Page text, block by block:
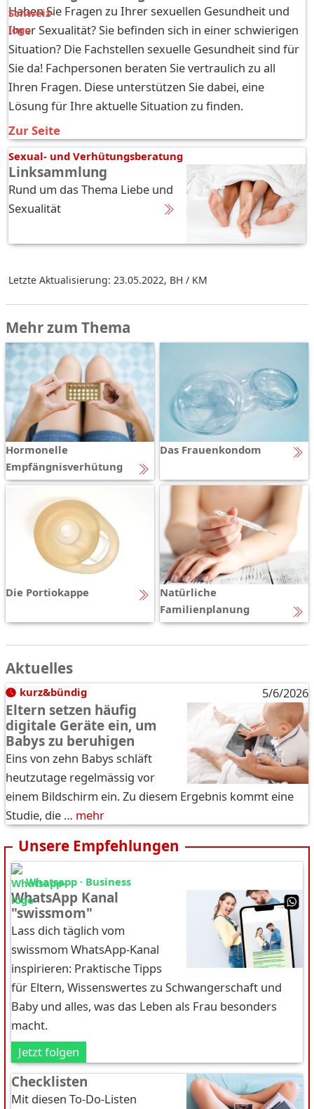
Haben Sie Fragen zu Ihrer sexuellen Gesundheit und
Ihrer Sexualität? Sie befinden sich in einer schwierigen
Situation? Die Fachstellen sexuelle Gesundheit sind für
Sie da! Fachpersonen beraten Sie vertraulich zu all
Ihren Fragen. Diese unterstützen Sie dabei, eine
Lösung für Ihre aktuelle Situation zu finden.
Zur Seite
Sexual- und Verhütungsberatung
Linksammlung
Rund um das Thema Liebe und
Sexualität
Letzte Aktualisierung: 23.05.2022, BH / KM
Mehr zum Thema
Hormonelle
Empfängnisverhütung
Das Frauenkondom
Die Portiokappe
Natürliche
Familienplanung
Aktuelles
kurz&bündig 5/6/2026
Eltern setzen häufig
digitale Geräte ein, um
Babys zu beruhigen
Eins von zehn Babys schläft
heutzutage regelmässig vor
einem Bildschirm ein. Zu diesem Ergebnis kommt eine
Studie, die … mehr
Unsere Empfehlungen
Whatsapp · Business
WhatsApp Kanal
"swissmom"
Lass dich täglich vom
swissmom WhatsApp-Kanal
inspirieren: Praktische Tipps
für Eltern, Wissenswertes zu Schwangerschaft und
Baby und alles, was das Leben als Frau besonders
macht.
Jetzt folgen
Checklisten
Mit diesen To-Do-Listen